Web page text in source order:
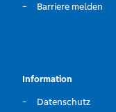
Barriere melden
Information
Datenschutz